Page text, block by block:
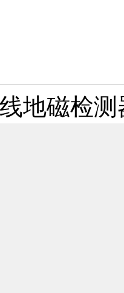
地磁检测